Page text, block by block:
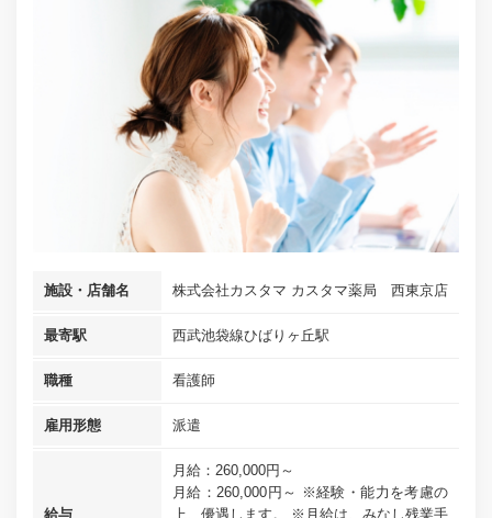
施設・店舗名 株式会社カスタマ カスタマ薬局 西東京店
最寄駅 西武池袋線ひばりヶ丘駅
職種 看護師
雇用形態 派遣
給与
月給：260,000円～
月給：260,000円～ ※経験・能力を考慮の
上、優遇します。 ※月給は、みなし残業手